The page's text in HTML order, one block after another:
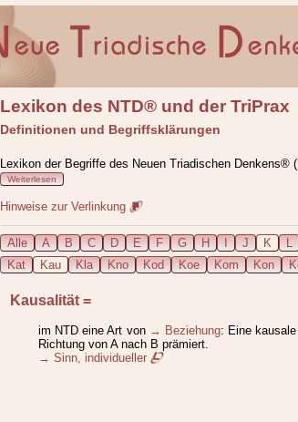
Lexikon des NTD® und der TriPrax
Definitionen und Begriffsklärungen
Lexikon der Begriffe des Neuen Triadischen Denkens®
Weiterlesen
Hinweise zur Verlinkung
Alle A B C D E F G H I J K L
Kat
Kau Kla Kno Kod Koe Kom Kon
Kausalität =
im NTD eine Art von → Beziehung: Eine
Richtung von A nach B prämiert.
→ Sinn, individueller